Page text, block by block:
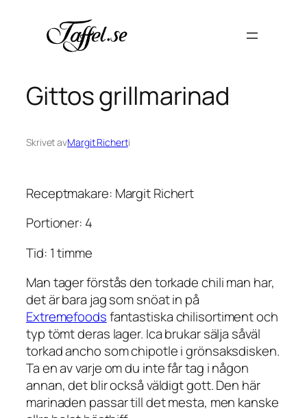
innehåll
Gittos grillmarinad
Skrivet avMargit Richerti
Receptmakare: Margit Richert
Portioner: 4
Tid: 1 timme
Man tager förstås den torkade chili man har,
det är bara jag som snöat in på
Extremefoodsfantastiska chilisortiment och
typ tömt deras lager. Ica brukar sälja såväl
torkad ancho som chipotle i grönsaksdisken.
Ta en av varje om du inte får tag i någon
annan, det blir också väldigt gott. Den här
marinaden passar till det mesta, men kanske